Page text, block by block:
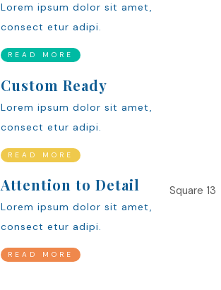
Lorem ipsum dolor sit amet,
consect etur adipi.
READ MORE
Custom Ready
Lorem ipsum dolor sit amet,
consect etur adipi.
READ MORE
Attention to Detail
Lorem ipsum dolor sit amet,
consect etur adipi.
READ MORE